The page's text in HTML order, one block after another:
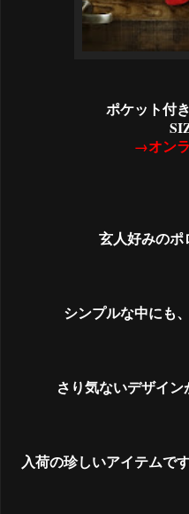
ポケット付
→オン
玄人好みのポ
シンプルな中にも
さり気ないデザイン
入荷の珍しいアイテムで